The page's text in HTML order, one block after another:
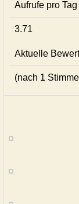
Aufrufe pro
3.71
Aktuelle
(nach 1